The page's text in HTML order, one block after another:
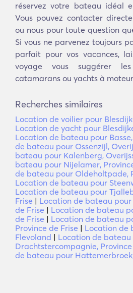
réservez votre bateau idéal
Vous pouvez contacter
ou nous pour toute question
Si vous ne parvenez toujours
parfait pour vos vacances,
voyage vous suggérer
catamarans ou yachts à
Recherches similaires
Location de voilier pour
Location de yacht pour
Location de bateau pour
de bateau pour Ossenzijl,
bateau pour Kalenberg,
bateau pour Nijelamer,
de bateau pour Oldeholtpade,
Location de bateau pour
Location de bateau pour
Frise | Location de bateau pour
de Frise | Location de bateau
de Frise | Location de bateau
Province de Frise | Location de
Flevoland | Location de bateau
Drachtstercompagnie, Province
de bateau pour